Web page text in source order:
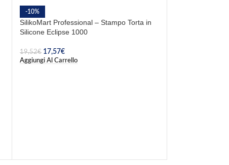
-10%
SilikoMart Professional – Stampo Torta in
Silicone Eclipse 1000
19,52€ 17,57€
Aggiungi Al Carrello